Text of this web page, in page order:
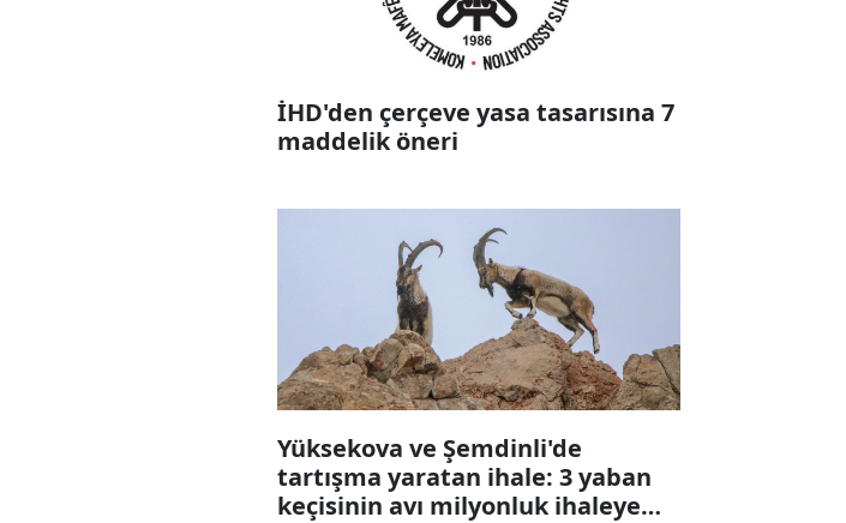
İHD'den çerçeve yasa tasarısına 7
maddelik öneri
Yüksekova ve Şemdinli'de
tartışma yaratan ihale: 3 yaban
keçisinin avı milyonluk ihaleye